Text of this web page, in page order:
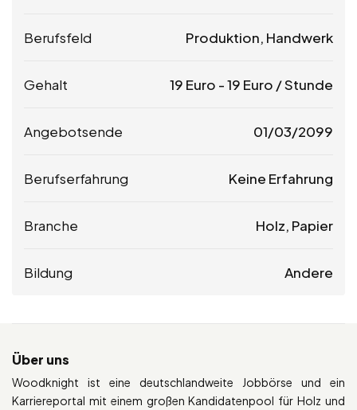
Berufsfeld Produktion, Handwerk
Gehalt 19 Euro -19 Euro / Stunde
Angebotsende 01/03/2099
Berufserfahrung Keine Erfahrung
Branche Holz, Papier
Bildung Andere
Über uns
Woodknight ist eine deutschlandweite Jobbörse und ein
Karriereportal mit einem großen Kandidatenpool für Holz und